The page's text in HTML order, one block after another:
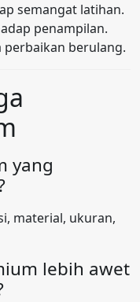
semangat latihan.
penampilan.
perbaikan berulang.
yang
material, ukuran,
lebih awet